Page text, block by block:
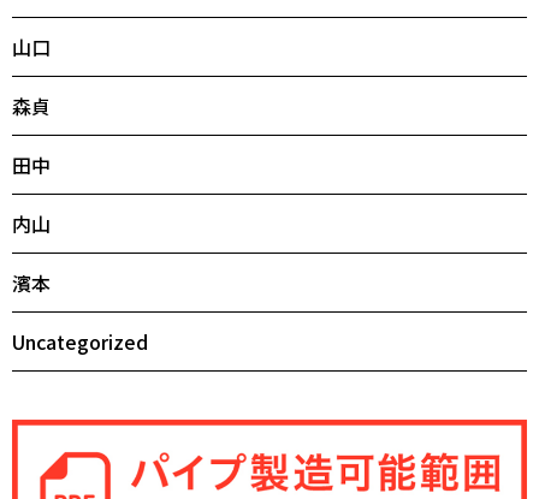
山口
森貞
田中
内山
濱本
Uncategorized